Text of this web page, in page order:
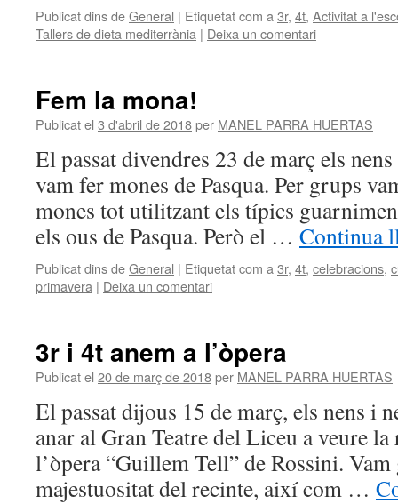
Publicat dins deGeneral | Etiquetat com a 3r, 4t, Activitat a
Tallers de dieta mediterrània | Deixa un comentari
Fem la mona!
Publicat el 3 d'abril de 2018per MANEL PARRA HUERTAS
El passat divendres 23 de març els
vam fer mones de Pasqua. Per grups
mones tot utilitzant els típics
els ous de Pasqua. Però el … Continua
Publicat dins deGeneral | Etiquetat com a 3r, 4t, celebracions,
primavera | Deixa un comentari
3r i 4t anem a l’òpera
Publicat el 20 de març de 2018per MANEL PARRA HUERTAS
El passat dijous 15 de març, els nens i
anar al Gran Teatre del Liceu a veure la
l’òpera “Guillem Tell” de Rossini.
majestuositat del recinte, així com …